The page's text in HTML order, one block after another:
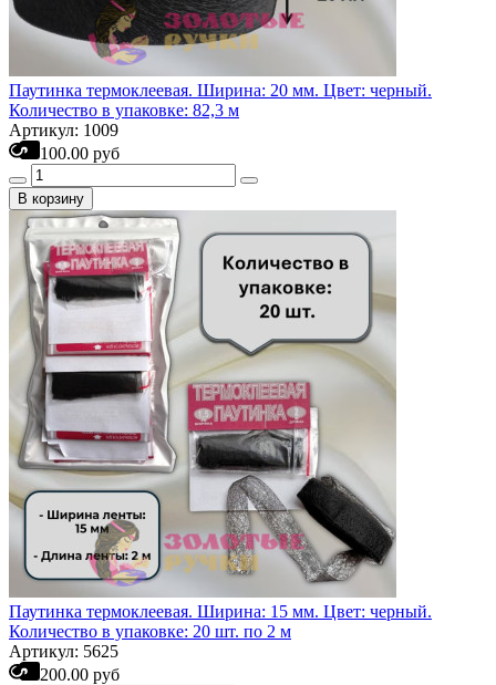
Паутинка термоклеевая. Ширина: 20 мм. Цвет: черный.
Количество в упаковке: 82,3 м
Артикул: 1009
100.00 руб
В корзину
Паутинка термоклеевая. Ширина: 15 мм. Цвет: черный.
Количество в упаковке: 20 шт. по 2 м
Артикул: 5625
200.00 руб